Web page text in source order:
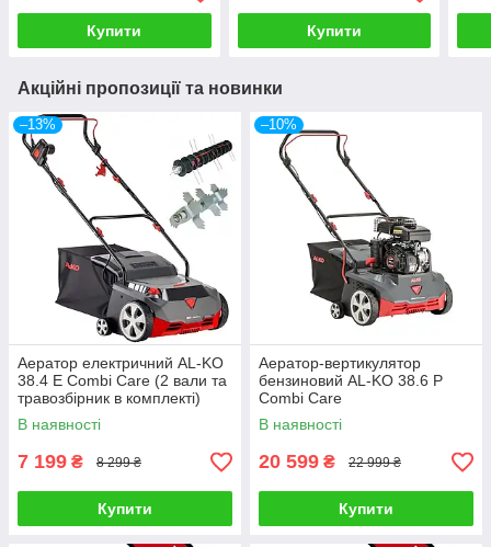
Купити Купити
Акційні пропозиції та новинки
–13%
Аератор електричний AL-KO
38.4 E Combi Care (2 вали та
травозбірник в комплекті)
В наявності
7 199 ₴ 8 299 ₴
Купити
–10%
Аератор-вертикулятор
бензиновий AL-KO 38.6 P
Combi Care
В наявності
20 599 ₴ 22 999 ₴
Купити